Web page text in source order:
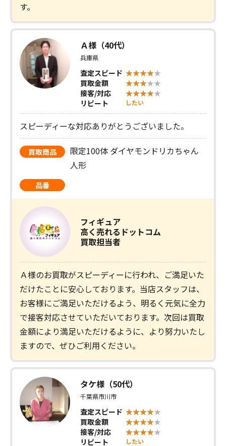
す。
Ａ様（40代）
兵庫県
査定スピード
買取金額
接客/対応
リピート
したい
スピーディーな対応ありがとうございました。
買取商品
限定100体 ダイヤモンドリカちゃん
人形
品番
フィギュア
高く売れるドットコム
買取担当者
Ａ様のお買取がスピーディーに行われ、ご満足いた
だけたことに安心しております。当店スタッフは、
お客様にご満足いただけるよう、明るく元気に全力
で接客対応させていただいております。次回は買取
金額により満足いただけるように、より努力いたし
ますので、ぜひご利用ください。
タケ様（50代）
千葉県市川市
査定スピード
買取金額
接客/対応
リピート
したい